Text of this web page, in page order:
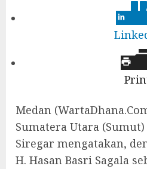
Medan
Sumatera Utara
Siregar mengatakan,
H. Hasan Basri Sagala